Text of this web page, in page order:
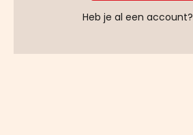
Heb je al een account?